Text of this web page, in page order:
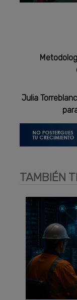
Julia
TAMBIÉN